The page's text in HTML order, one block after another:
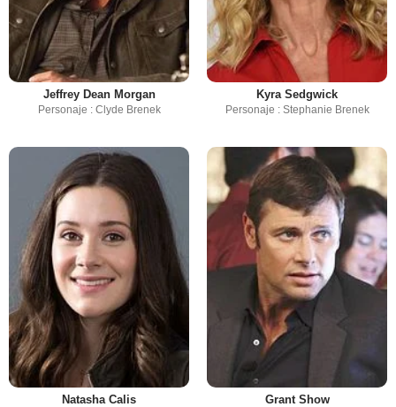
Jeffrey Dean Morgan
Personaje : Clyde Brenek
Kyra Sedgwick
Personaje : Stephanie Brenek
Natasha Calis Grant Show